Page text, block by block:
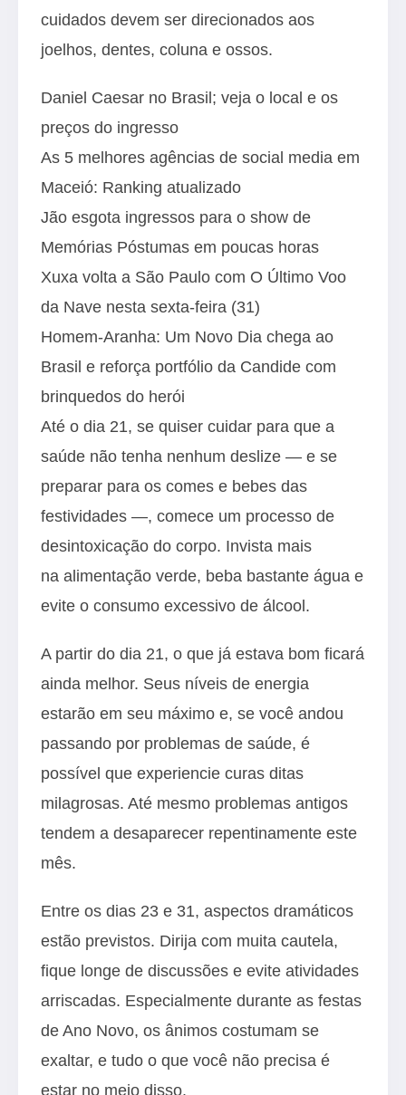
cuidados devem ser direcionados aos
joelhos, dentes, coluna e ossos.
Daniel Caesar no Brasil; veja o local e os
preços do ingresso
As 5 melhores agências de social media em
Maceió: Ranking atualizado
Jão esgota ingressos para o show de
Memórias Póstumas em poucas horas
Xuxa volta a São Paulo com O Último Voo
da Nave nesta sexta-feira (31)
Homem-Aranha: Um Novo Dia chega ao
Brasil e reforça portfólio da Candide com
brinquedos do herói
Até o dia 21, se quiser cuidar para que a
saúde não tenha nenhum deslize — e se
preparar para os comes e bebes das
festividades —, comece um processo de
desintoxicação do corpo. Invista mais
na alimentação verde, beba bastante água e
evite o consumo excessivo de álcool.
A partir do dia 21, o que já estava bom ficará
ainda melhor. Seus níveis de energia
estarão em seu máximo e, se você andou
passando por problemas de saúde, é
possível que experiencie curas ditas
milagrosas. Até mesmo problemas antigos
tendem a desaparecer repentinamente este
mês.
Entre os dias 23 e 31, aspectos dramáticos
estão previstos. Dirija com muita cautela,
fique longe de discussões e evite atividades
arriscadas. Especialmente durante as festas
de Ano Novo, os ânimos costumam se
exaltar, e tudo o que você não precisa é
estar no meio disso.